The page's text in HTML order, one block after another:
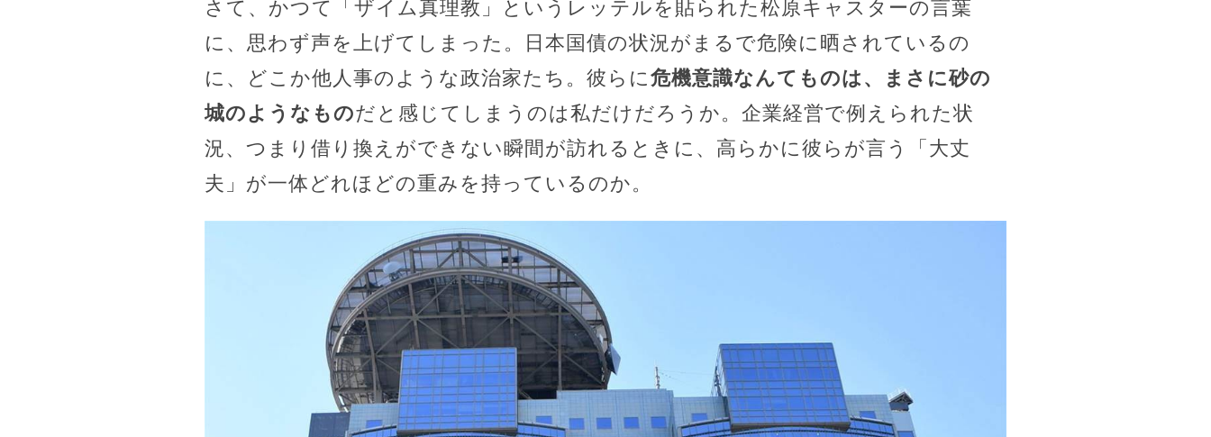
さて、かつて「ザイム真理教」というレッテルを貼られた松原キャスターの言葉
に、思わず声を上げてしまった。日本国債の状況がまるで危険に晒されているの
に、どこか他人事のような政治家たち。彼らに危機意識なんてものは、まさに砂の
城のようなものだと感じてしまうのは私だけだろうか。企業経営で例えられた状
況、つまり借り換えができない瞬間が訪れるときに、高らかに彼らが言う「大丈
夫」が一体どれほどの重みを持っているのか。